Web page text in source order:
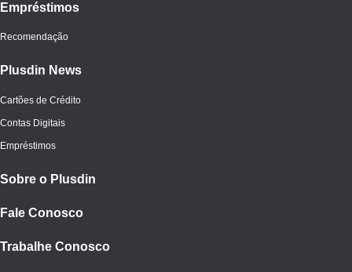
Empréstimos
Recomendação
Plusdin News
Cartões de Crédito
Contas Digitais
Empréstimos
Sobre o Plusdin
Fale Conosco
Trabalhe Conosco